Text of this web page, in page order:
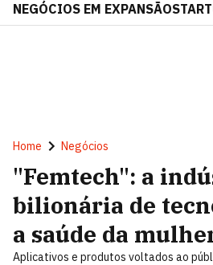
NEGÓCIOS EM EXPANSÃO
Home Negócios
"Femtech": a
bilionária de
a saúde da
Aplicativos e produtos voltados ao